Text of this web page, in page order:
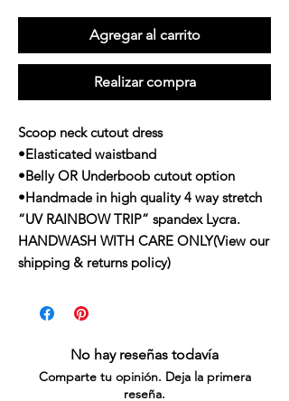
Agregar al carrito
Realizar compra
Scoop neck cutout dress
•Elasticated waistband
•Belly OR Underboob cutout option
•Handmade in high quality 4 way stretch
“UV RAINBOW TRIP” spandex Lycra.
HANDWASH WITH CARE ONLY(View our
shipping & returns policy)
No hay reseñas todavía
Comparte tu opinión. Deja la primera
reseña.